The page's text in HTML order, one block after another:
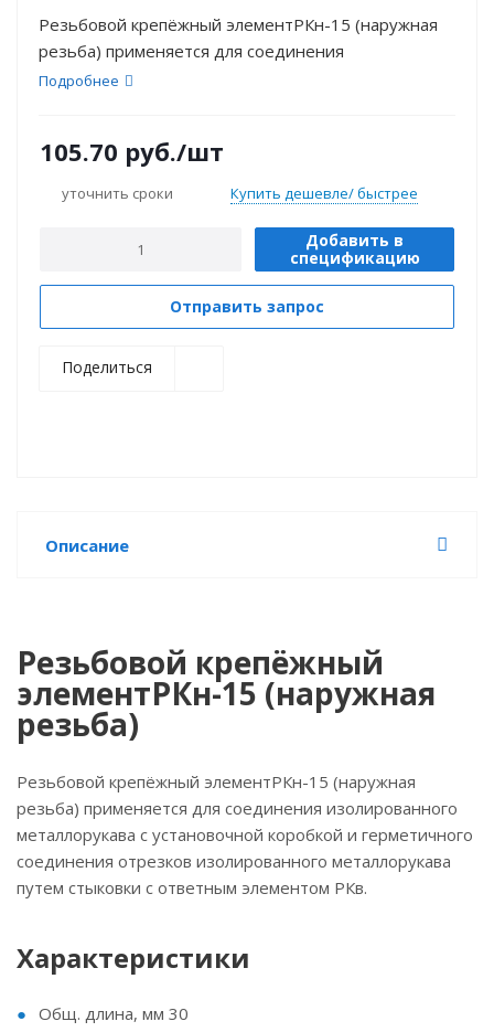
Резьбовой крепёжный элементРКн-15 (наружная
резьба) применяется для соединения
Подробнее
105.70 руб./шт
уточнить сроки Купить дешевле/ быстрее
Добавить в
спецификацию
Отправить запрос
Поделиться
Описание
Резьбовой крепёжный
элементРКн-15 (наружная
резьба)
Резьбовой крепёжный элементРКн-15 (наружная
резьба) применяется для соединения изолированного
металлорукава с установочной коробкой и герметичного
соединения отрезков изолированного металлорукава
путем стыковки с ответным элементом РКв.
Характеристики
Общ. длина, мм 30